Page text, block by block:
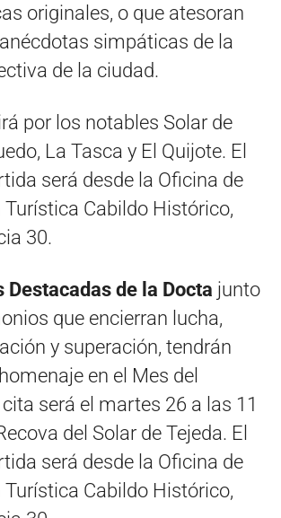
originales, o que atesoran
simpáticas de la
de la ciudad.
por los notables Solar de
La Tasca y El Quijote. El
será desde la Oficina de
Cabildo Histórico,
30.
Destacadas de la Docta junto
que encierran lucha,
y superación, tendrán
en el Mes del
será el martes 26 a las 11
del Solar de Tejeda. El
será desde la Oficina de
Cabildo Histórico,